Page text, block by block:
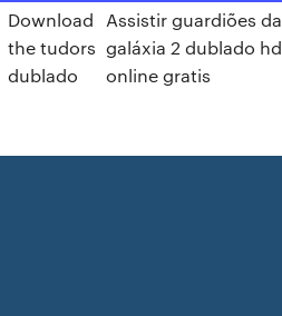
Download
the tudors
dublado
Assistir guardiões da
galáxia 2 dublado hd
online gratis